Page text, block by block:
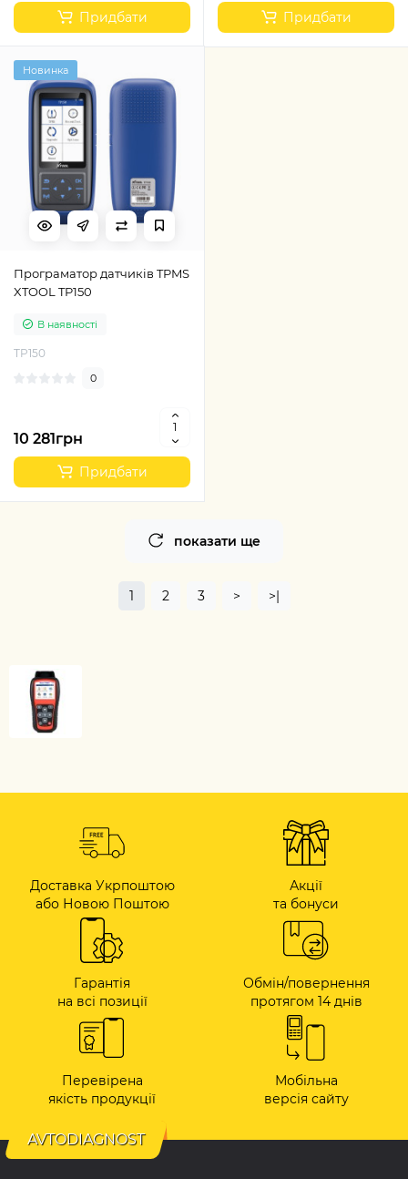
Придбати Придбати
Новинка
Програматор датчиків TPMS
XTOOL TP150
В наявності
TP150
0
10 281грн
Придбати
показати ще
1 2 3 > >|
Доставка Укрпоштою
або Новою Поштою
Акції
та бонуси
Гарантія
на всі позиції
Обмін/повернення
протягом 14 днів
Перевірена
якість продукції
Мобільна
версія сайту
AVTODIAGNOST